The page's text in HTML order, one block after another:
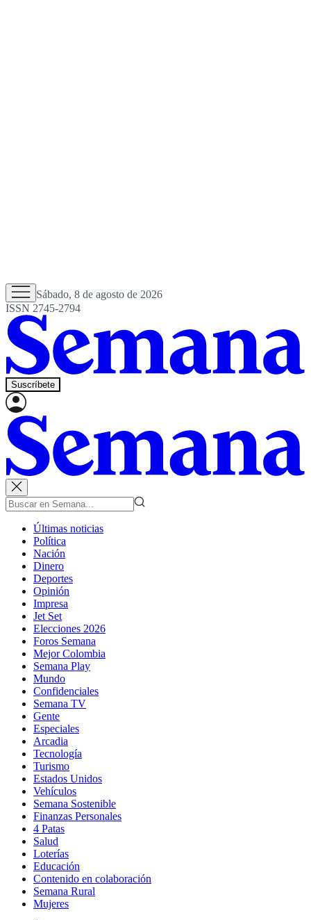
Sábado, 8 de agosto de 2026
ISSN 2745-2794
Suscríbete
Últimas noticias
Política
Nación
Dinero
Deportes
Opinión
Impresa
Jet Set
Elecciones 2026
Foros Semana
Mejor Colombia
Semana Play
Mundo
Confidenciales
Semana TV
Gente
Especiales
Arcadia
Tecnología
Turismo
Estados Unidos
Vehículos
Semana Sostenible
Finanzas Personales
4 Patas
Salud
Loterías
Educación
Contenido en colaboración
Semana Rural
Mujeres